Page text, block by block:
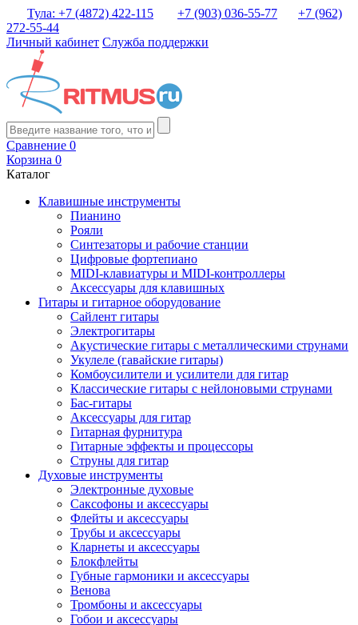
Тула: +7 (4872) 422-115 +7 (903) 036-55-77
+7 (962)
272-55-44
Личный кабинет Служба поддержки
Сравнение 0
Корзина 0
Каталог
Клавишные инструменты
Пианино
Рояли
Синтезаторы и рабочие станции
Цифровые фортепиано
MIDI-клавиатуры и MIDI-контроллеры
Аксессуары для клавишных
Гитары и гитарное оборудование
Сайлент гитары
Электрогитары
Акустические гитары с металлическими струнами
Укулеле (гавайские гитары)
Комбоусилители и усилители для гитар
Классические гитары с нейлоновыми струнами
Бас-гитары
Аксессуары для гитар
Гитарная фурнитура
Гитарные эффекты и процессоры
Струны для гитар
Духовые инструменты
Электронные духовые
Саксофоны и аксессуары
Флейты и аксессуары
Трубы и аксессуары
Кларнеты и аксессуары
Блокфлейты
Губные гармоники и аксессуары
Венова
Тромбоны и аксессуары
Гобои и аксессуары